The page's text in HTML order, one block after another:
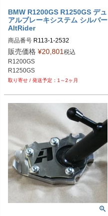
BMW R1200GS R1250GS デュ
アルブレーキシステム シルバー
AltRider
商品番号 R113-1-2532
alt_R113-1-2532
販売価格 ¥20,801 税込
R1200GS
R1250GS
1～2ヶ月